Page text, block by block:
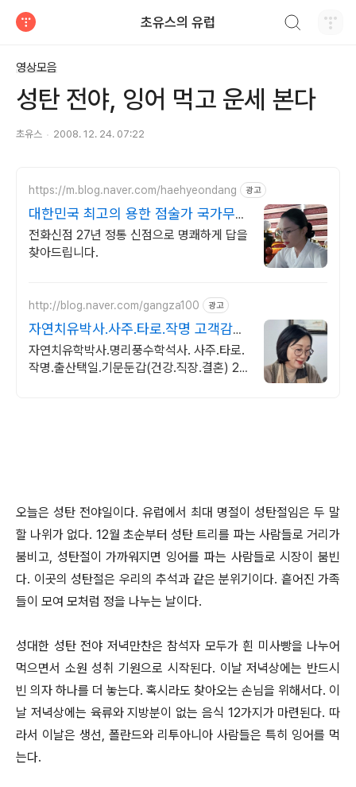
초유스의 유럽
영상모음
성탄 전야, 잉어 먹고 운세 본다
초유스 2008. 12. 24. 07:22
https://m.blog.naver.com/haehyeondang 광고
대한민국 최고의 용한 점술가 국가무형
문화재 강연희원장
전화신점 27년 정통 신점으로 명쾌하게 답을
찾아드립니다.
http://blog.naver.com/gangza100 광고
자연치유박사.사주.타로.작명 고객감동
만족 100%
자연치유학박사.명리풍수학석사. 사주.타로.
작명.출산택일.기문둔갑(건강.직장.결혼) 20
오늘은 성탄 전야일이다. 유럽에서 최대 명절이 성탄절임은 두 말
할 나위가 없다. 12월 초순부터 성탄 트리를 파는 사람들로 거리가
붐비고, 성탄절이 가까워지면 잉어를 파는 사람들로 시장이 붐빈
다. 이곳의 성탄절은 우리의 추석과 같은 분위기이다. 흩어진 가족
들이 모여 모처럼 정을 나누는 날이다.
성대한 성탄 전야 저녁만찬은 참석자 모두가 흰 미사빵을 나누어
먹으면서 소원 성취 기원으로 시작된다. 이날 저녁상에는 반드시
빈 의자 하나를 더 놓는다. 혹시라도 찾아오는 손님을 위해서다. 이
날 저녁상에는 육류와 지방분이 없는 음식 12가지가 마련된다. 따
라서 이날은 생선, 폴란드와 리투아니아 사람들은 특히 잉어를 먹
는다.